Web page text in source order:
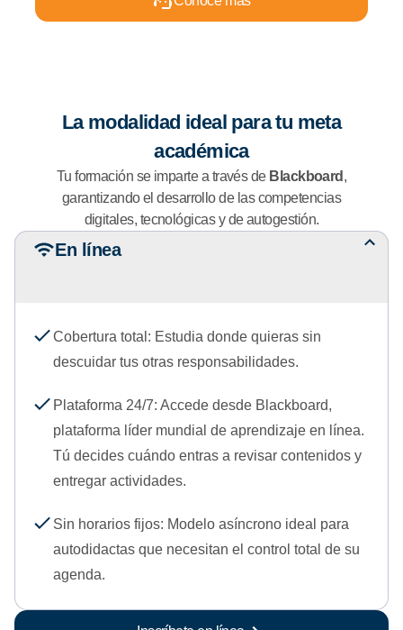
i
La modalidad ideal para tu meta
académica
Tu formación se imparte a través de Blackboard ,
garantizando el desarrollo de las competencias
digitales, tecnológicas y de autogestión.
En línea
Cobertura total: Estudia donde quieras sin
descuidar tus otras responsabilidades.
Plataforma 24/7: Accede desde Blackboard,
plataforma líder mundial de aprendizaje en línea.
Tú decides cuándo entras a revisar contenidos y
entregar actividades.
Sin horarios fijos: Modelo asíncrono ideal para
autodidactas que necesitan el control total de su
agenda.